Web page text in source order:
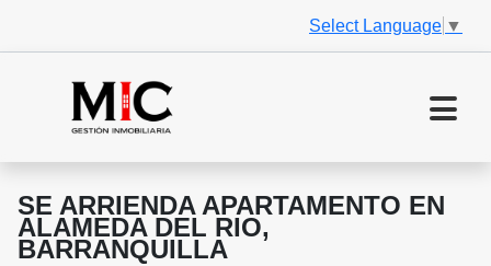
Select Language ▼
SE ARRIENDA APARTAMENTO EN
ALAMEDA DEL RIO,
BARRANQUILLA